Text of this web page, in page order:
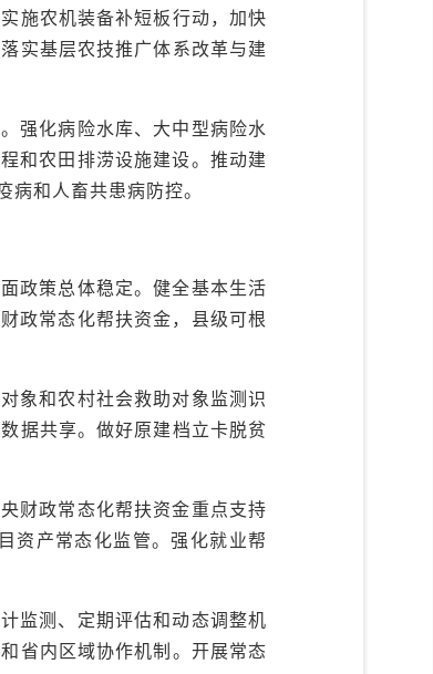
施农机装备补短板行动，加快
实基层农技推广体系改革与建
强化病险水库、大中型病险水
和农田排涝设施建设。推动建
和人畜共患病防控。
政策总体稳定。健全基本生活
政常态化帮扶资金，县级可根
象和农村社会救助对象监测识
据共享。做好原建档立卡脱贫
财政常态化帮扶资金重点支持
资产常态化监管。强化就业帮
监测、定期评估和动态调整机
省内区域协作机制。开展常态